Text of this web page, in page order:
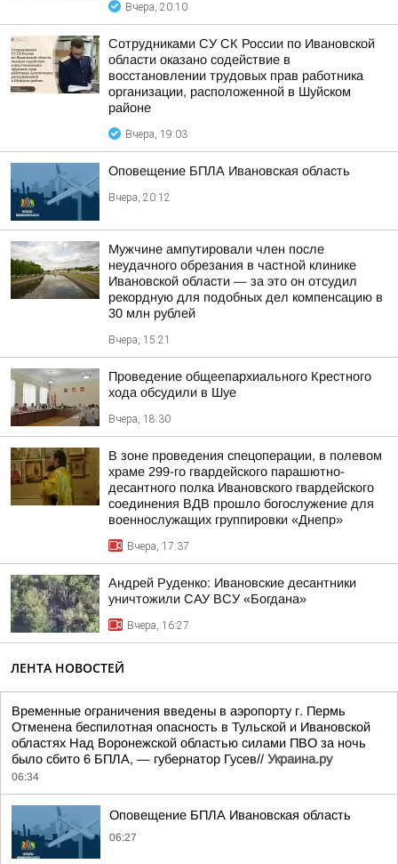
Вчера, 20:10
Сотрудниками СУ СК России по Ивановской
области оказано содействие в
восстановлении трудовых прав работника
организации, расположенной в Шуйском
районе
Вчера, 19:03
Оповещение БПЛА Ивановская область
Вчера, 20:12
Мужчине ампутировали член после
неудачного обрезания в частной клинике
Ивановской области — за это он отсудил
рекордную для подобных дел компенсацию в
30 млн рублей
Вчера, 15:21
Проведение общеепархиального Крестного
хода обсудили в Шуе
Вчера, 18:30
В зоне проведения спецоперации, в полевом
храме 299-го гвардейского парашютно-
десантного полка Ивановского гвардейского
соединения ВДВ прошло богослужение для
военнослужащих группировки «Днепр»
Вчера, 17:37
Андрей Руденко: Ивановские десантники
уничтожили САУ ВСУ «Богдана»
Вчера, 16:27
ЛЕНТА НОВОСТЕЙ
Временные ограничения введены в аэропорту г. Пермь
Отменена беспилотная опасность в Тульской и Ивановской
областях Над Воронежской областью силами ПВО за ночь
было сбито 6 БПЛА, — губернатор Гусев// Украина.ру
06:34
Оповещение БПЛА Ивановская область
06:27